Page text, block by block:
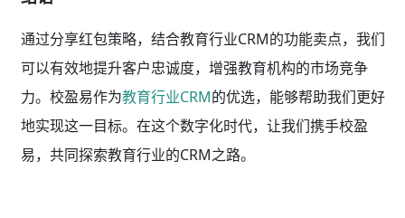
通过分享红包策略，结合教育行业CRM的功能卖点，我们
可以有效地提升客户忠诚度，增强教育机构的市场竞争
力。校盈易作为教育行业CRM的优选，能够帮助我们更好
地实现这一目标。在这个数字化时代，让我们携手校盈
易，共同探索教育行业的CRM之路。